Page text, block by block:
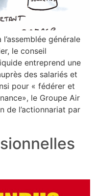
générale
le conseil
entreprend une
des salariés et
pour « fédérer et
le Groupe Air
de l’actionnariat par